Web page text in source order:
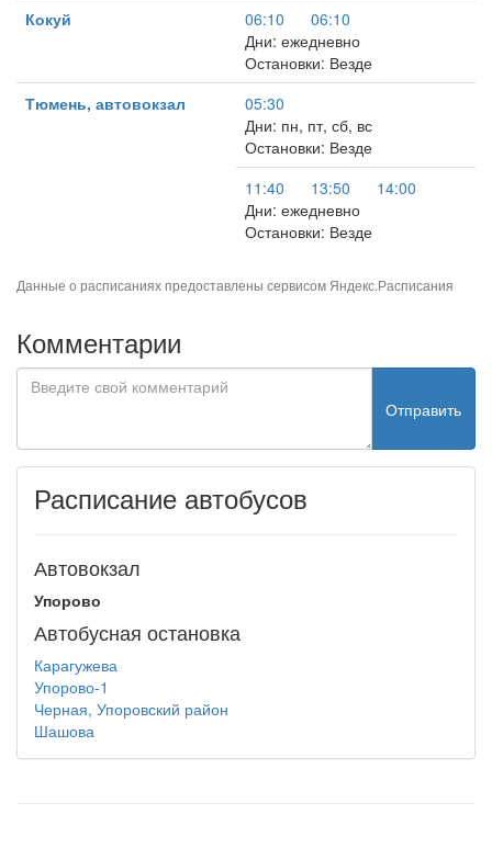
Кокуй
06:10
06:10
Дни: ежедневно
Остановки: Везде
Тюмень, автовокзал
05:30
Дни: пн, пт, сб, вс
Остановки: Везде
11:40
13:50
14:00
Дни: ежедневно
Остановки: Везде
Данные о расписаниях предоставлены сервисом Яндекс.Расписания
Комментарии
Отправить
Расписание автобусов
Автовокзал
Упорово
Автобусная остановка
Карагужева
Упорово-1
Черная, Упоровский район
Шашова